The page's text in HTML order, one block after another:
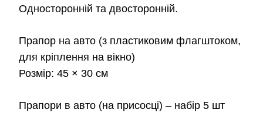
Односторонній та двосторонній.
Прапор на авто (з пластиковим флагштоком,
для кріплення на вікно)
Розмір: 45 × 30 см
Прапори в авто (на присосці) – набір 5 шт